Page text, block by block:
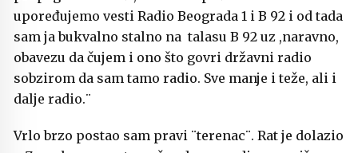
upoređujemo vesti Radio Beograda 1 i B 92 i od tada
sam ja bukvalno stalno na talasu B 92 uz ,naravno,
obavezu da čujem i ono što govri državni radio
sobzirom da sam tamo radio. Sve manje i teže, ali i
dalje radio.¨
Vrlo brzo postao sam pravi ¨terenac¨. Rat je dolazio